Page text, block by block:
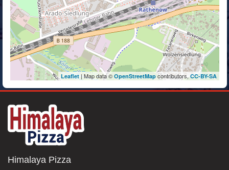
Leaflet| Map data © OpenStreetMapcontributors,CC-BY-SA
Himalaya Pizza